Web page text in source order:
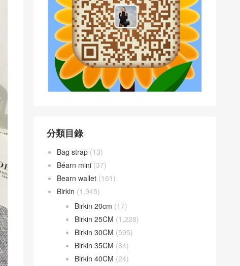
分類目錄
Bag strap (13)
Béarn mini (37)
Bearn wallet (161)
Birkin (1,945)
Birkin 20cm (17)
Birkin 25CM (1,228)
Birkin 30CM (595)
Birkin 35CM (84)
Birkin 40CM (24)